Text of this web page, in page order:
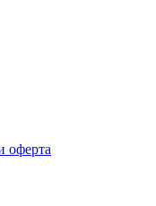
оферта